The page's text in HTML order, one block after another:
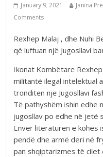
January 9, 2021 Janina
Comments
Rexhep Malaj , dhe Nuhi
që luftuan një Jugosllavi
Ikonat Kombëtare
militantë ilegal intelektual
tronditen një Jugosllavi
Të pathyshëm ishin edhe
jugosllav po edhe në jetë
Enver literaturen e kohës
pendë dhe armë deri në
pan shqiptarizmes të cilet